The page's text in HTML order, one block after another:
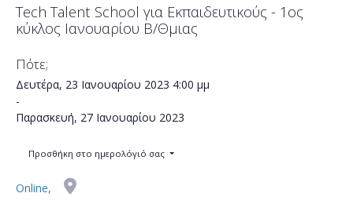
Tech Talent School για Εκπαιδευτικούς - 1ος
κύκλος Ιανουαρίου Β/Θμιας
Πότε;
Δευτέρα, 23 Ιανουαρίου 2023 4:00 μμ
-
Παρασκευή, 27 Ιανουαρίου 2023
Προσθήκη στο ημερολόγιό σας
Online,